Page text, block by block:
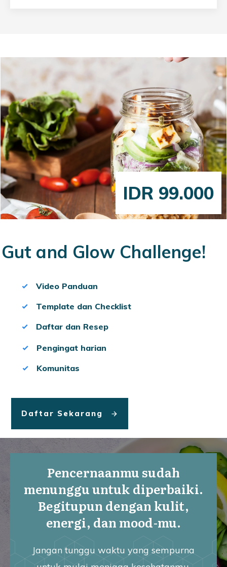
IDR 99.000
Gut and Glow Challenge!
Video Panduan
Template dan Checklist
Daftar dan Resep
Pengingat harian
Komunitas
Daftar Sekarang
Pencernaanmu sudah
menunggu untuk diperbaiki.
Begitupun dengan kulit,
energi, dan mood-mu.
Jangan tunggu waktu yang sempurna